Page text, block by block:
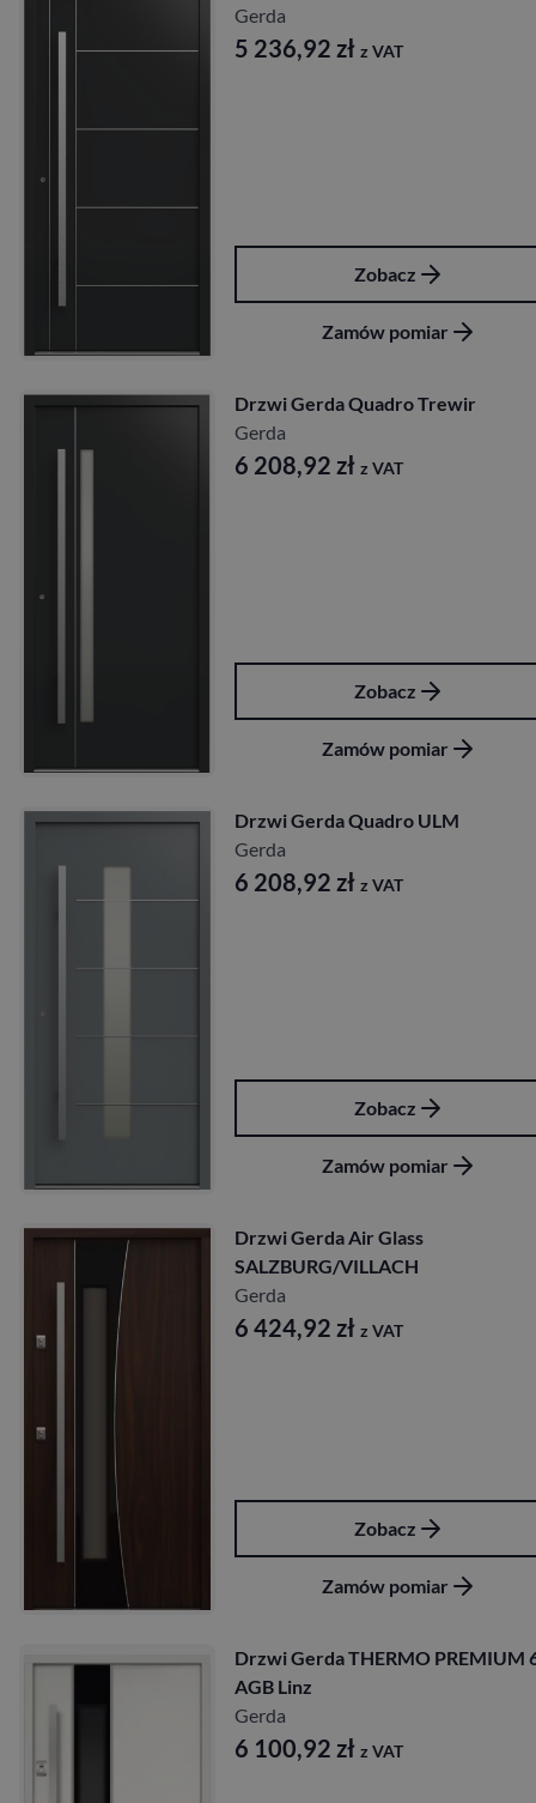
Gerda
5 236,92 zł z VAT
Zobacz
Zamów pomiar
Drzwi Gerda Quadro Trewir
Gerda
6 208,92 zł z VAT
Zobacz
Zamów pomiar
Drzwi Gerda Quadro ULM
Gerda
6 208,92 zł z VAT
Zobacz
Zamów pomiar
Drzwi Gerda Air Glass
SALZBURG/VILLACH
Gerda
6 424,92 zł z VAT
Zobacz
Zamów pomiar
Drzwi Gerda THERMO PREMIUM
AGB Linz
Gerda
6 100,92 zł z VAT